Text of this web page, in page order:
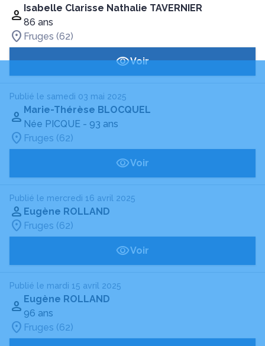
Isabelle Clarisse Nathalie TAVERNIER
86 ans
Fruges (62)
Voir
Publié le samedi 03 mai 2025
Marie-Thérèse BLOCQUEL
Née PICQUE - 93 ans
Fruges (62)
Voir
Publié le mercredi 16 avril 2025
Eugène ROLLAND
Fruges (62)
Voir
Publié le mardi 15 avril 2025
Eugène ROLLAND
96 ans
Fruges (62)